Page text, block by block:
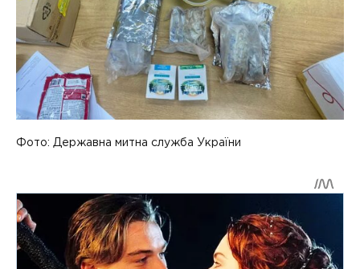
Фото: Державна митна служба України